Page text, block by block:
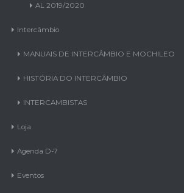
AL 2019/2020
Intercâmbio
MANUAIS DE INTERCÂMBIO E MOCHILEO
HISTÓRIA DO INTERCÂMBIO
INTERCAMBISTAS
Loja
Agenda D-7
Eventos